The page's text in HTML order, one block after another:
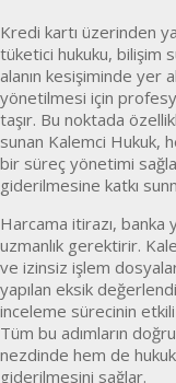
Kredi kartı üzerinden
tüketici hukuku, bilişim
alanın kesişiminde yer
yönetilmesi için
taşır. Bu noktada
sunan Kalemci Hukuk,
bir süreç yönetimi
giderilmesine katkı
Harcama itirazı, banka
uzmanlık gerektirir.
ve izinsiz işlem
yapılan eksik
inceleme sürecinin etkili
Tüm bu adımların
nezdinde hem de
giderilmesini sağlar.